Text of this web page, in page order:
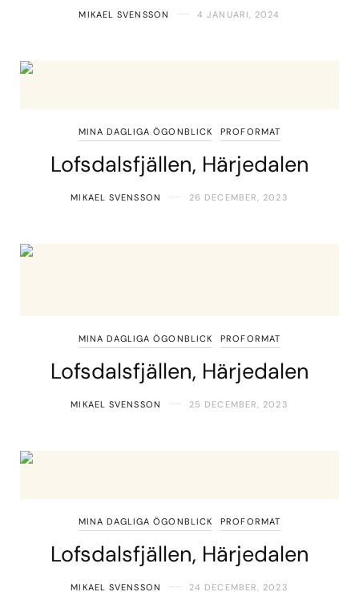
MIKAEL SVENSSON 4 JANUARI, 2024
MINA DAGLIGA ÖGONBLICK PROFORMAT
Lofsdalsfjällen, Härjedalen
MIKAEL SVENSSON 26 DECEMBER, 2023
MINA DAGLIGA ÖGONBLICK PROFORMAT
Lofsdalsfjällen, Härjedalen
MIKAEL SVENSSON 25 DECEMBER, 2023
MINA DAGLIGA ÖGONBLICK PROFORMAT
Lofsdalsfjällen, Härjedalen
MIKAEL SVENSSON 24 DECEMBER, 2023